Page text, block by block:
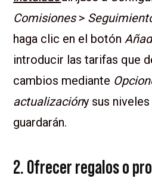
Comisiones>
haga clic en el botón
introducir las tarifas que
cambios mediante
actualizacióny sus
guardarán.
2. Ofrecer regalos o